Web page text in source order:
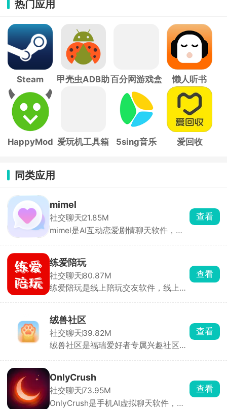
热门应用
Steam
甲壳虫ADB助百分网游戏盒
子
懒人听书
HappyMod 爱玩机工具箱 5sing音乐 爱回收
同类应用
mimel
社交聊天21.85M
mimel是AI互动恋爱剧情聊天软件，角
点开就能一对一私聊。也可以自定义创
建专属AI，从零打造专属虚拟伴侣，所
有互动剧情全由你掌控。
查看
练爱陪玩
社交聊天80.87M
练爱陪玩是线上陪玩交友软件，线上陪
乐型陪玩唠嗑整活。也有非游戏陪伴选
择，语音视频聊天、声优哄睡、早起叫
醒、唱歌才艺表演、虚拟恋人体验，直
接给心仪的陪玩下单，平台派单速度
查看
绒兽社区
社交聊天39.82M
绒兽社区是福瑞爱好者专属兴趣社区，
很顺畅。画师可以上架稿件接单，普通
玩家可以发布作品，圈内创作供需对接
很直接。圈内同好聚集度很高，不用在
综合平台费劲找同好。
查看
OnlyCrush
社交聊天73.95M
OnlyCrush是手机AI虚拟聊天软件，广
查看